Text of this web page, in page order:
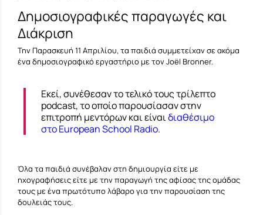
Δημοσιογραφικές παραγωγές και
Διάκριση
Την Παρασκευή 11 Απριλίου, τα παιδιά συμμετείχαν σε ακόμα
ένα δημοσιογραφικό εργαστήριο με τον Joël Bronner.
Εκεί, συνέθεσαν το τελικό τους τρίλεπτο
podcast, το οποίο παρουσίασαν στην
επιτροπή μεντόρων και είναιδιαθέσιμο
στοEuropean School Radio.
Όλα τα παιδιά συνέβαλαν στη δημιουργία είτε με
ηχογραφήσεις είτε με την παραγωγή της αφίσας της ομάδας
τους με ένα πρωτότυπο λάβαρο για την παρουσίαση της
δουλειάς τους.